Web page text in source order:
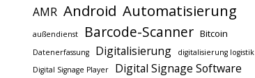
AMR Android Automatisierung
außendienst Barcode-Scanner Bitcoin
Datenerfassung Digitalisierung
digitalisierung logistik
Digital Signage Player
Digital Signage Software